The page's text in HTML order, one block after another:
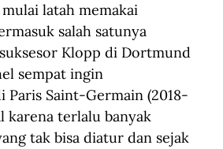
latah memakai
salah satunya
Klopp di Dortmund
sempat ingin
Paris Saint-Germain (2018-
karena terlalu banyak
tak bisa diatur dan sejak